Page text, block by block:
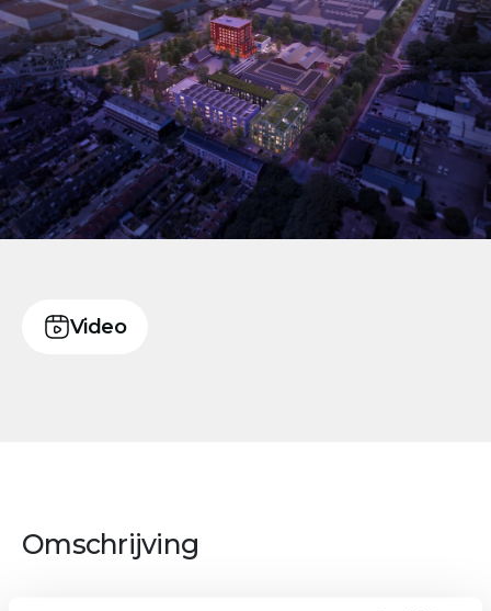
Video
Omschrijving